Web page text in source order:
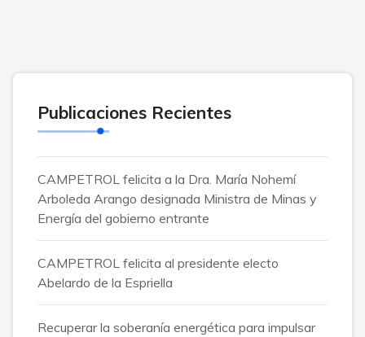
Publicaciones Recientes
CAMPETROL felicita a la Dra. María Nohemí
Arboleda Arango designada Ministra de Minas y
Energía del gobierno entrante
CAMPETROL felicita al presidente electo
Abelardo de la Espriella
Recuperar la soberanía energética para impulsar